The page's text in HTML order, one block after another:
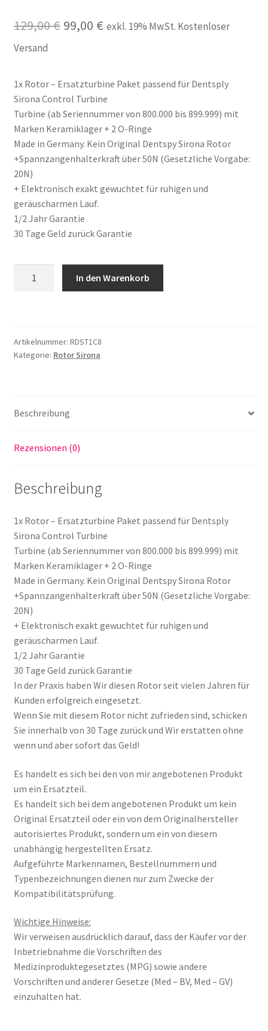
129,00€ Ursprünglicher
129,00 €
99,00 €Aktueller
99,00 €.
exkl. 19% MwSt. Kostenloser
Versand
1x Rotor – Ersatzturbine Paket passend für Dentsply
Sirona Control Turbine
Turbine (ab Seriennummer von 800.000 bis 899.999) mit
Marken Keramiklager + 2 O-Ringe
Made in Germany. Kein Original Dentspy Sirona Rotor
+Spannzangenhalterkraft über 50N (Gesetzliche Vorgabe:
20N)
+ Elektronisch exakt gewuchtet für ruhigen und
geräuscharmen Lauf.
1/2 Jahr Garantie
30 Tage Geld zurück Garantie
T1
Control
8xxxxx
Keramiklager
Germany
In den Warenkorb
Artikelnummer: RDST1C8
Kategorie: Rotor Sirona
Beschreibung
Rezensionen (0)
Beschreibung
1x Rotor – Ersatzturbine Paket passend für Dentsply
Sirona Control Turbine
Turbine (ab Seriennummer von 800.000 bis 899.999) mit
Marken Keramiklager + 2 O-Ringe
Made in Germany. Kein Original Dentspy Sirona Rotor
+Spannzangenhalterkraft über 50N (Gesetzliche Vorgabe:
20N)
+ Elektronisch exakt gewuchtet für ruhigen und
geräuscharmen Lauf.
1/2 Jahr Garantie
30 Tage Geld zurück Garantie
In der Praxis haben Wir diesen Rotor seit vielen Jahren für
Kunden erfolgreich eingesetzt.
Wenn Sie mit diesem Rotor nicht zufrieden sind, schicken
Sie innerhalb von 30 Tage zurück und Wir erstatten ohne
wenn und aber sofort das Geld!
Es handelt es sich bei den von mir angebotenen Produkt
um ein Ersatzteil.
Es handelt sich bei dem angebotenen Produkt um kein
Original Ersatzteil oder ein von dem Originalhersteller
autorisiertes Produkt, sondern um ein von diesem
unabhängig hergestellten Ersatz.
Aufgeführte Markennamen, Bestellnummern und
Typenbezeichnungen dienen nur zum Zwecke der
Kompatibilitätsprüfung.
Wichtige Hinweise:
Wir verweisen ausdrücklich darauf, dass der Käufer vor der
Inbetriebnahme die Vorschriften des
Medizinproduktegesetztes (MPG) sowie andere
Vorschriften und anderer Gesetze (Med – BV, Med – GV)
einzuhalten hat.